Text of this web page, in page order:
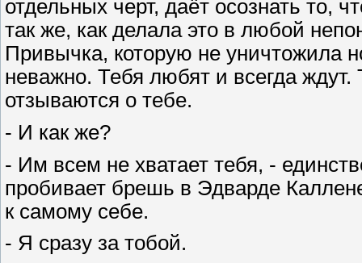
отдельных черт, даёт осознать то,
так же, как делала это в любой
Привычка, которую не уничтожила
неважно. Тебя любят и всегда
отзываются о тебе.
- И как же?
- Им всем не хватает тебя, -
пробивает брешь в Эдварде
к самому себе.
- Я сразу за тобой.